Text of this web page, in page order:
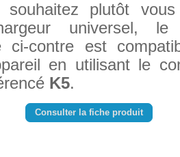
plutôt vous
universel, le
ci-contre est
en utilisant le
K5.
Consulter la fiche produit